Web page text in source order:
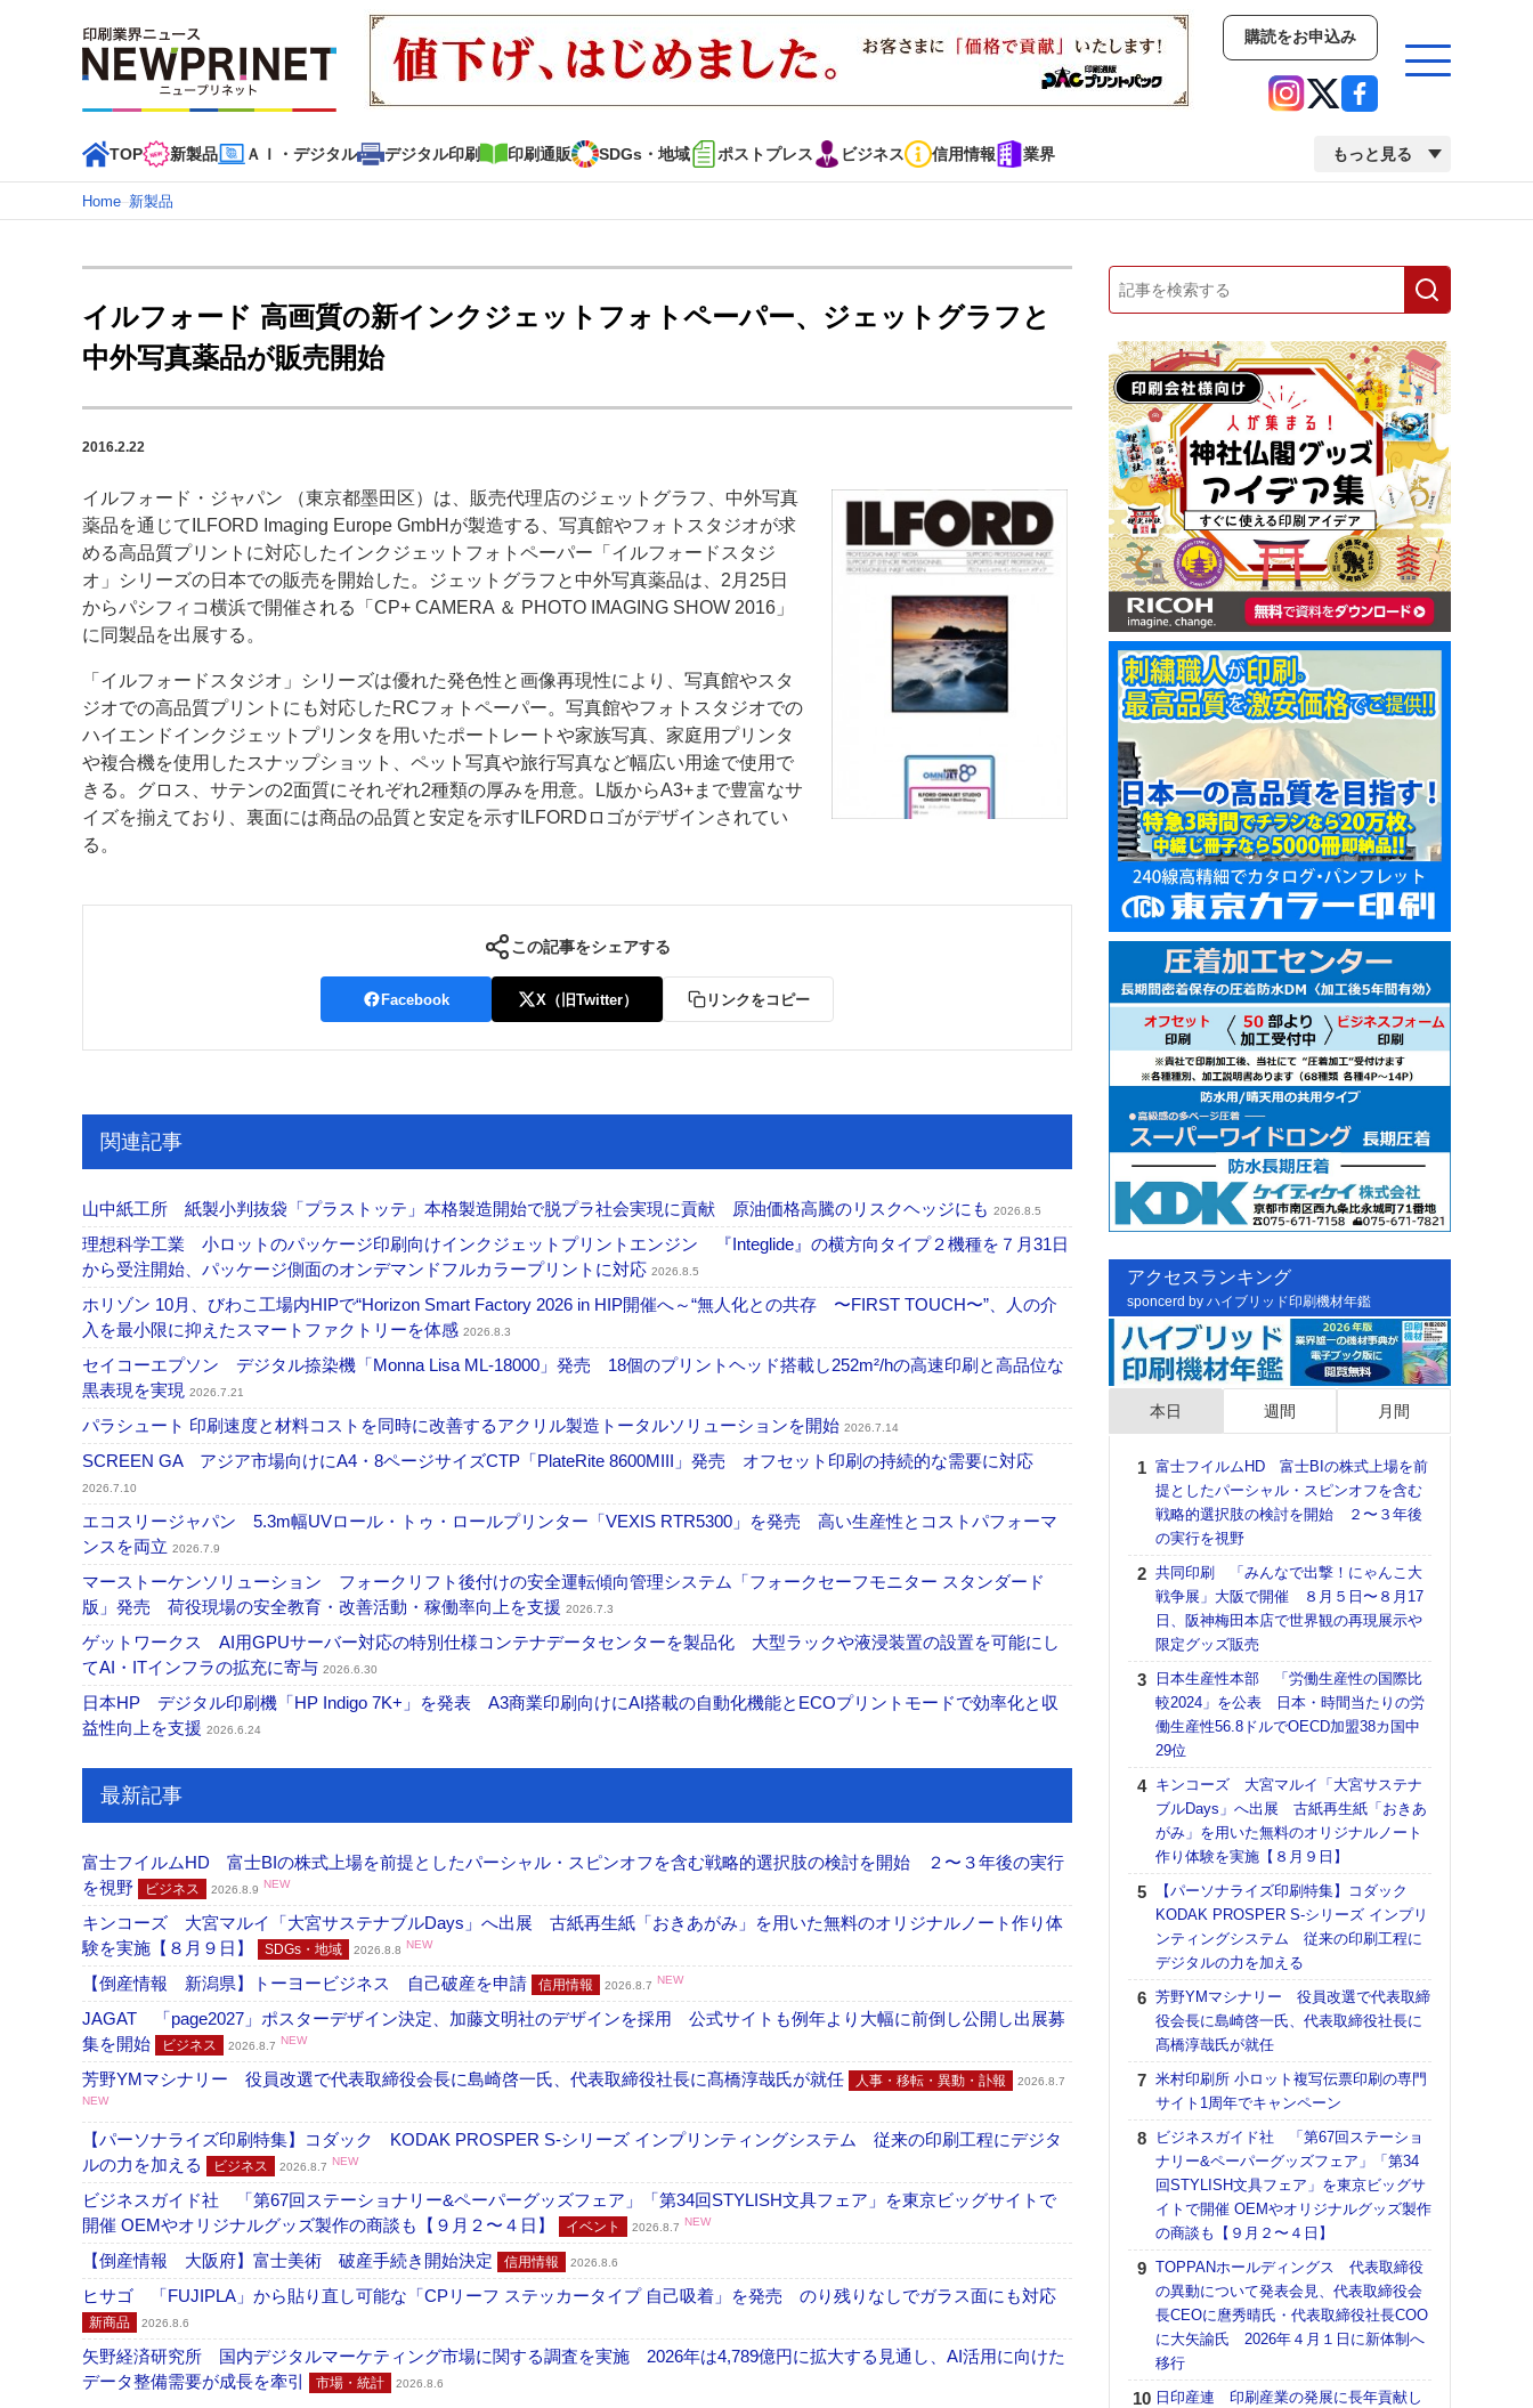
購読をお申込み
TOP 新製品 ＡＩ・デジタル デジタル印刷 印刷通販 SDGs・地域 ポストプレス ビジネス 信用情報 業界 もっと見る
イベント
インデックス
TOP 新着記事 特集記事 動画コンテンツ インタビュー コレクション
カテゴリー一覧
新商品 新製品 ＡＩ・デジタル デジタル印刷 市場・統計 人事・移転・異動・訃報
特集記事カテゴリー一覧
中古印刷機・製本機特集
2022 検査・校正特集
特集・デジタル印刷 ～ 新成長軌道を描く
案内
発刊案内 JFPI印刷用語集 印刷機材年鑑
会社案内 購読・購入申し込み サイトポリシー お問い合わせ
Home–新製品
イルフォード 高画質の新インクジェットフォトペーパー、ジェットグラフと
中外写真薬品が販売開始
2016.2.22
イルフォード・ジャパン （東京都墨田区）は、販売代理店のジェットグラフ、中外写真
薬品を通じてILFORD Imaging Europe GmbHが製造する、写真館やフォトスタジオが求
める高品質プリントに対応したインクジェットフォトペーパー「イルフォードスタジ
オ」シリーズの日本での販売を開始した。ジェットグラフと中外写真薬品は、2月25日
からパシフィコ横浜で開催される「CP+ CAMERA ＆ PHOTO IMAGING SHOW 2016」
に同製品を出展する。
「イルフォードスタジオ」シリーズは優れた発色性と画像再現性により、写真館やスタ
ジオでの高品質プリントにも対応したRCフォトペーパー。写真館やフォトスタジオでの
ハイエンドインクジェットプリンタを用いたポートレートや家族写真、家庭用プリンタ
や複合機を使用したスナップショット、ペット写真や旅行写真など幅広い用途で使用で
きる。グロス、サテンの2面質にそれぞれ2種類の厚みを用意。L版からA3+まで豊富なサ
イズを揃えており、裏面には商品の品質と安定を示すILFORDロゴがデザインされてい
る。
この記事をシェアする
Facebook X（旧Twitter） リンクをコピー
関連記事
山中紙工所 紙製小判抜袋「プラストッテ」本格製造開始で脱プラ社会実現に貢献 原油価格高騰のリスクヘッジにも 2026.8.5
理想科学工業 小ロットのパッケージ印刷向けインクジェットプリントエンジン 『Integlide』の横方向タイプ２機種を７月31日
から受注開始、パッケージ側面のオンデマンドフルカラープリントに対応 2026.8.5
ホリゾン 10月、びわこ工場内HIPで“Horizon Smart Factory 2026 in HIP開催へ～“無人化との共存 〜FIRST TOUCH〜”、人の介
入を最小限に抑えたスマートファクトリーを体感 2026.8.3
セイコーエプソン デジタル捺染機「Monna Lisa ML-18000」発売 18個のプリントヘッド搭載し252m²/hの高速印刷と高品位な
黒表現を実現 2026.7.21
パラシュート 印刷速度と材料コストを同時に改善するアクリル製造トータルソリューションを開始 2026.7.14
SCREEN GA アジア市場向けにA4・8ページサイズCTP「PlateRite 8600MIII」発売 オフセット印刷の持続的な需要に対応
2026.7.10
エコスリージャパン 5.3m幅UVロール・トゥ・ロールプリンター「VEXIS RTR5300」を発売 高い生産性とコストパフォーマ
ンスを両立 2026.7.9
マーストーケンソリューション フォークリフト後付けの安全運転傾向管理システム「フォークセーフモニター スタンダード
版」発売 荷役現場の安全教育・改善活動・稼働率向上を支援 2026.7.3
ゲットワークス AI用GPUサーバー対応の特別仕様コンテナデータセンターを製品化 大型ラックや液浸装置の設置を可能にし
てAI・ITインフラの拡充に寄与 2026.6.30
日本HP デジタル印刷機「HP Indigo 7K+」を発表 A3商業印刷向けにAI搭載の自動化機能とECOプリントモードで効率化と収
益性向上を支援 2026.6.24
最新記事
富士フイルムHD 富士BIの株式上場を前提としたパーシャル・スピンオフを含む戦略的選択肢の検討を開始 ２〜３年後の実行
を視野
ビジネス 2026.8.9 NEW
キンコーズ 大宮マルイ「大宮サステナブルDays」へ出展 古紙再生紙「おきあがみ」を用いた無料のオリジナルノート作り体
験を実施【８月９日】
SDGs・地域 2026.8.8 NEW
【倒産情報 新潟県】トーヨービジネス 自己破産を申請 信用情報 2026.8.7 NEW
JAGAT 「page2027」ポスターデザイン決定、加藤文明社のデザインを採用 公式サイトも例年より大幅に前倒し公開し出展募
集を開始
ビジネス 2026.8.7 NEW
芳野YMマシナリー 役員改選で代表取締役会長に島崎啓一氏、代表取締役社長に髙橋淳哉氏が就任 人事・移転・異動・訃報
2026.8.7
NEW
【パーソナライズ印刷特集】コダック KODAK PROSPER S-シリーズ インプリンティングシステム 従来の印刷工程にデジタ
ルの力を加える
ビジネス 2026.8.7 NEW
ビジネスガイド社 「第67回ステーショナリー&ペーパーグッズフェア」「第34回STYLISH文具フェア」を東京ビッグサイトで
開催 OEMやオリジナルグッズ製作の商談も【９月２〜４日】
イベント 2026.8.7 NEW
【倒産情報 大阪府】富士美術 破産手続き開始決定 信用情報 2026.8.6
ヒサゴ 「FUJIPLA」から貼り直し可能な「CPリーフ ステッカータイプ 自己吸着」を発売 のり残りなしでガラス面にも対応
新商品 2026.8.6
矢野経済研究所 国内デジタルマーケティング市場に関する調査を実施 2026年は4,789億円に拡大する見通し、AI活用に向けた
データ整備需要が成長を牽引
市場・統計 2026.8.6
アクセスランキング
sponcerd by ハイブリッド印刷機材年鑑
本日 週間 月間
富士フイルムHD 富士BIの株式上場を前
提としたパーシャル・スピンオフを含む
戦略的選択肢の検討を開始 ２〜３年後
の実行を視野
共同印刷 「みんなで出撃！にゃんこ大
戦争展」大阪で開催 ８月５日〜８月17
日、阪神梅田本店で世界観の再現展示や
限定グッズ販売
日本生産性本部 「労働生産性の国際比
較2024」を公表 日本・時間当たりの労
働生産性56.8ドルでOECD加盟38カ国中
29位
キンコーズ 大宮マルイ「大宮サステナ
ブルDays」へ出展 古紙再生紙「おきあ
がみ」を用いた無料のオリジナルノート
作り体験を実施【８月９日】
【パーソナライズ印刷特集】コダック
KODAK PROSPER S-シリーズ インプリ
ンティングシステム 従来の印刷工程に
デジタルの力を加える
芳野YMマシナリー 役員改選で代表取締
役会長に島崎啓一氏、代表取締役社長に
髙橋淳哉氏が就任
米村印刷所 小ロット複写伝票印刷の専門
サイト1周年でキャンペーン
ビジネスガイド社 「第67回ステーショ
ナリー&ペーパーグッズフェア」「第34
回STYLISH文具フェア」を東京ビッグサ
イトで開催 OEMやオリジナルグッズ製作
の商談も【９月２〜４日】
TOPPANホールディングス 代表取締役
の異動について発表会見、代表取締役会
長CEOに麿秀晴氏・代表取締役社長COO
に大矢諭氏 2026年４月１日に新体制へ
移行
日印産連 印刷産業の発展に長年貢献し